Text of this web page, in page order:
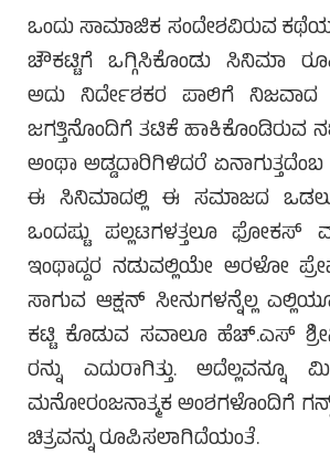
ಒಂದು ಸಾಮಾಜಿಕ ಸಂದೇಶವಿರುವ
ಚೌಕಟ್ಟಿಗೆ ಒಗ್ಗಿಸಿಕೊಂಡು ಸಿನಿಮಾ
ಅದು ನಿರ್ದೇಶಕರ ಪಾಲಿಗೆ ನಿಜವಾದ
ಜಗತ್ತಿನೊಂದಿಗೆ ತಟಿಕೆ ಹಾಕಿಕೊಂಡಿರುವ
ಅಂಥಾ ಅಡ್ಡದಾರಿಗಿಳಿದರೆ
ಈ ಸಿನಿಮಾದಲ್ಲಿ ಈ ಸಮಾಜದ ಒಡಲು
ಒಂದಷ್ಟು ಪಲ್ಲಟಗಳತ್ತಲೂ ಫೋಕಸ್
ಇಂಥಾದ್ದರ ನಡುವಲ್ಲಿಯೇ ಅರಳೋ
ಸಾಗುವ ಆಕ್ಷನ್ ಸೀನುಗಳನ್ನೆಲ್ಲ
ಕಟ್ಟಿ ಕೊಡುವ ಸವಾಲೂ ಹೆಚ್.ಎಸ್
ರನ್ನು ಎದುರಾಗಿತ್ತು. ಅದೆಲ್ಲವನ್ನೂ
ಮನೋರಂಜನಾತ್ಮಕ ಅಂಶಗಳೊಂದಿಗೆ
ಚಿತ್ರವನ್ನು ರೂಪಿಸಲಾಗಿದೆಯಂತೆ.